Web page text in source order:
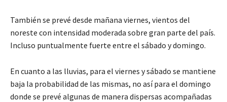
También se prevé desde mañana viernes, vientos del
noreste con intensidad moderada sobre gran parte del país.
Incluso puntualmente fuerte entre el sábado y domingo.
En cuanto a las lluvias, para el viernes y sábado se mantiene
baja la probabilidad de las mismas, no así para el domingo
donde se prevé algunas de manera dispersas acompañadas